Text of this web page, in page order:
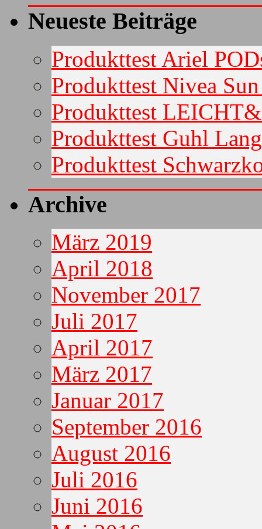
Neueste Beiträge
Produkttest Ariel
Produkttest Nivea
Produkttest
Produkttest Guhl
Produkttest
Archive
März 2019
April 2018
November 2017
Juli 2017
April 2017
März 2017
Januar 2017
September 2016
August 2016
Juli 2016
Juni 2016